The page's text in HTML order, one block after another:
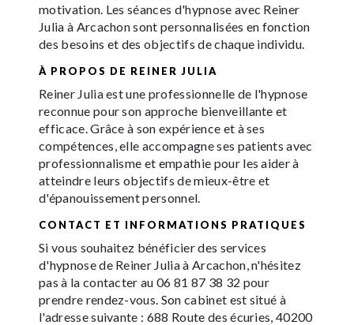
motivation. Les séances d'hypnose avec Reiner
Julia à Arcachon sont personnalisées en fonction
des besoins et des objectifs de chaque individu.
À PROPOS DE REINER JULIA
Reiner Julia est une professionnelle de l'hypnose
reconnue pour son approche bienveillante et
efficace. Grâce à son expérience et à ses
compétences, elle accompagne ses patients avec
professionnalisme et empathie pour les aider à
atteindre leurs objectifs de mieux-être et
d'épanouissement personnel.
CONTACT ET INFORMATIONS PRATIQUES
Si vous souhaitez bénéficier des services
d'hypnose de Reiner Julia à Arcachon, n'hésitez
pas à la contacter au 06 81 87 38 32 pour
prendre rendez-vous. Son cabinet est situé à
l'adresse suivante : 688 Route des écuries, 40200